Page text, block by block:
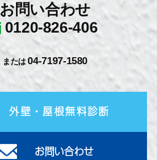
お問い合わせ
0120-826-406
または04-7197-1580
外壁・屋根無料診断
お問い合わせ